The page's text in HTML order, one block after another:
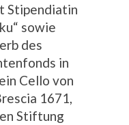
Stipendiatin
sowie
des
in
Cello von
1671,
Stiftung